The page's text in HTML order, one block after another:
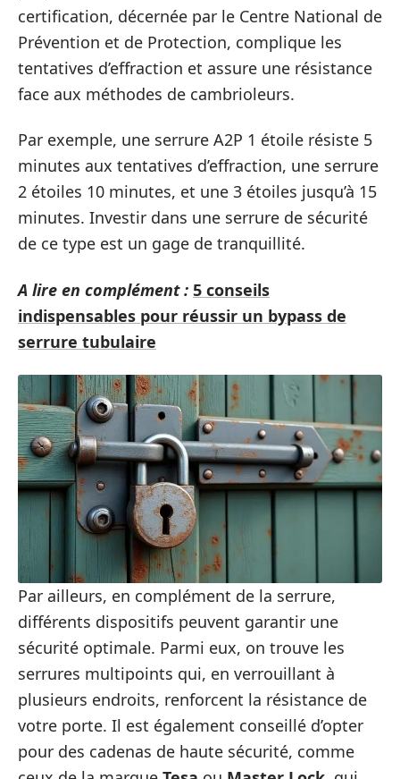
certification, décernée par le Centre National de
Prévention et de Protection, complique les
tentatives d’effraction et assure une résistance
face aux méthodes de cambrioleurs.
Par exemple, une serrure A2P 1 étoile résiste 5
minutes aux tentatives d’effraction, une serrure
2 étoiles 10 minutes, et une 3 étoiles jusqu’à 15
minutes. Investir dans une serrure de sécurité
de ce type est un gage de tranquillité.
A lire en complément : 5 conseils
indispensables pour réussir un bypass de
serrure tubulaire
Par ailleurs, en complément de la serrure,
différents dispositifs peuvent garantir une
sécurité optimale. Parmi eux, on trouve les
serrures multipoints qui, en verrouillant à
plusieurs endroits, renforcent la résistance de
votre porte. Il est également conseillé d’opter
pour des cadenas de haute sécurité, comme